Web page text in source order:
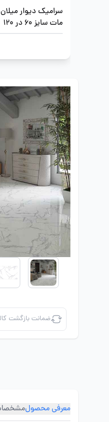
سرامیک دیوار
مات سایز 60 در 120
ضمانت بازگشت
معرفی محصول